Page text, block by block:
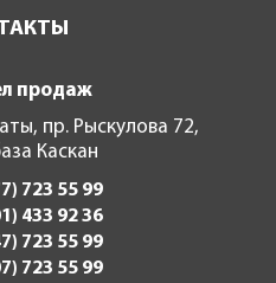
продаж
пр. Рыскулова 72,
Каскан
723 55 99
433 92 36
723 55 99
723 55 99